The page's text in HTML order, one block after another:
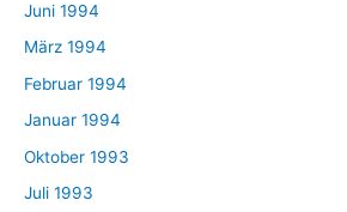
Juni 1994
März 1994
Februar 1994
Januar 1994
Oktober 1993
Juli 1993